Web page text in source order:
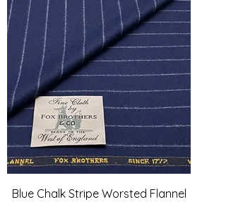
Blue Chalk Stripe Worsted Flannel